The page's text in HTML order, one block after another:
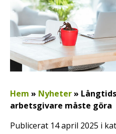
Hem » Nyheter»
arbetsgivare måste göra
Publicerat 14 april 2025 i